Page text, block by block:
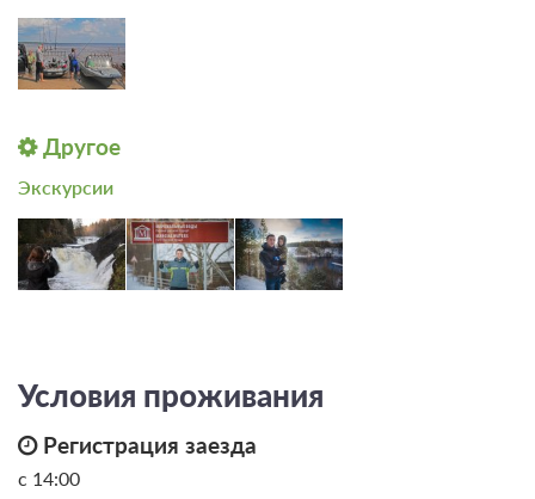
Другое
Экскурсии
Условия проживания
Регистрация заезда
с 14:00